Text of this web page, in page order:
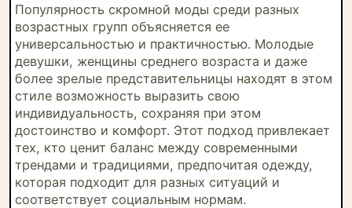
Популярность скромной моды среди разных
возрастных групп объясняется ее
универсальностью и практичностью. Молодые
девушки, женщины среднего возраста и даже
более зрелые представительницы находят в этом
стиле возможность выразить свою
индивидуальность, сохраняя при этом
достоинство и комфорт. Этот подход привлекает
тех, кто ценит баланс между современными
трендами и традициями, предпочитая одежду,
которая подходит для разных ситуаций и
соответствует социальным нормам.